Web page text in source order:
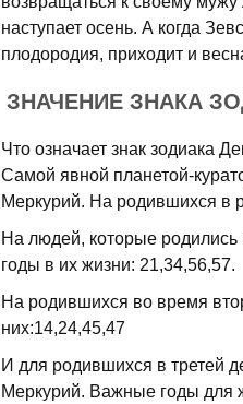
наступает осень. А когда
плодородия, приходит и
ЗНАЧЕНИЕ ЗНАКА
Что означает знак зодиака
Самой явной планетой-
Меркурий. На родившихся в
На людей, которые родились
годы в их жизни: 21,34,56,57.
На родившихся во время
них:14,24,45,47
И для родившихся в третей
Меркурий. Важные годы для